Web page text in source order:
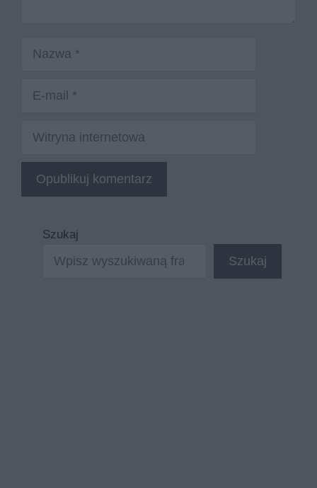
Nazwa
Witryna
Szukaj
Szukaj